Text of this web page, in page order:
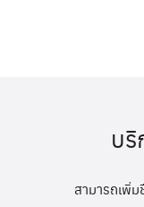
บริ
สามารถเพิ่